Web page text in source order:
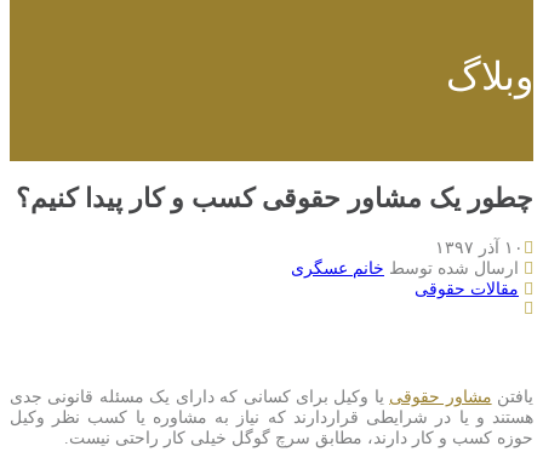
وبلاگ
چطور یک مشاور حقوقی کسب و کار پیدا کنیم؟
۱۰ آذر ۱۳۹۷
ارسال شده توسط خانم عسگری
مقالات حقوقی
یافتن مشاور حقوقی یا وکیل برای کسانی که دارای یک مسئله قانونی جدی
هستند و یا در شرایطی قراردارند که نیاز به مشاوره یا کسب نظر وکیل
حوزه کسب و کار دارند، مطابق سرچ گوگل خیلی کار راحتی نیست.